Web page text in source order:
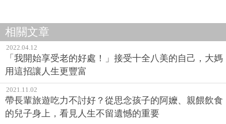
相關文章
2022.04.12
「我開始享受老的好處！」接受十全八美的自己，大媽
用這招讓人生更豐富
2021.11.02
帶長輩旅遊吃力不討好？從思念孩子的阿嬤、親餵飲食
的兒子身上，看見人生不留遺憾的重要